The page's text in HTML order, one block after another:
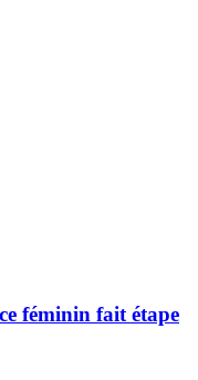
féminin fait étape